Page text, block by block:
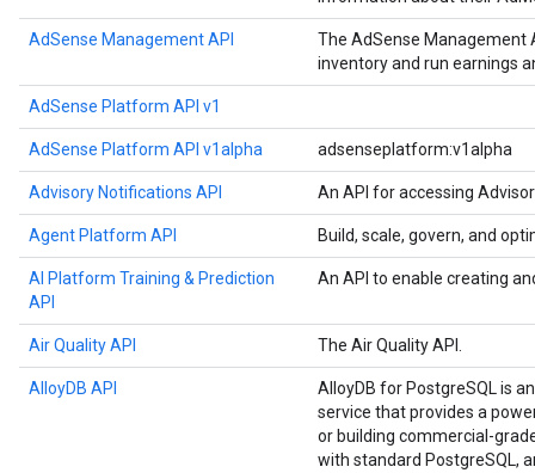
AdSense Management API
The AdSense Management
inventory and run earnings
AdSense Platform API v1
AdSense Platform API v1alpha adsenseplatform:v1alpha
Advisory Notifications API An API for accessing
Agent Platform API Build, scale, govern, and
AI Platform Training & Prediction
API
An API to enable creating
Air Quality API The Air Quality API.
AlloyDB API
AlloyDB for PostgreSQL is
service that provides a
or building commercial-
with standard PostgreSQL,